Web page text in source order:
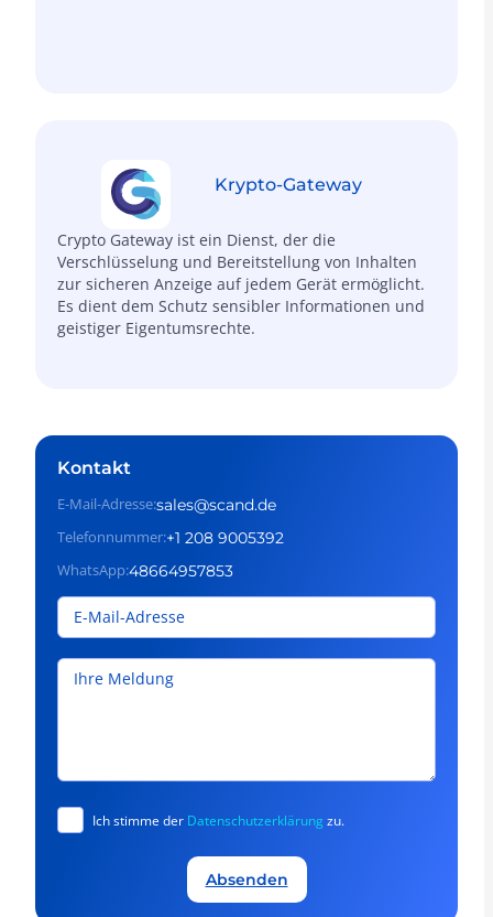
Krypto-Gateway
Crypto Gateway ist ein Dienst, der die
Verschlüsselung und Bereitstellung von Inhalten
zur sicheren Anzeige auf jedem Gerät ermöglicht.
Es dient dem Schutz sensibler Informationen und
geistiger Eigentumsrechte.
Kontakt
E-Mail-Adresse:sales@scand.de
Telefonnummer:+1 208 9005392
WhatsApp:48664957853
Ich stimme der Datenschutzerklärung zu.
Absenden